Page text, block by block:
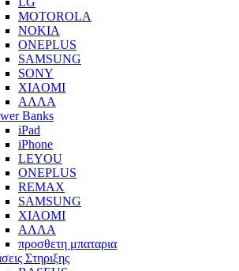
MOTOROLA
NOKIA
ONEPLUS
SAMSUNG
SONY
XIAOMI
ΑΛΛΑ
Banks
iPad
iPhone
LEYOU
ONEPLUS
REMAX
SAMSUNG
XIAOMI
ΑΛΛΑ
προσθετη μπαταρια
Στηριξης